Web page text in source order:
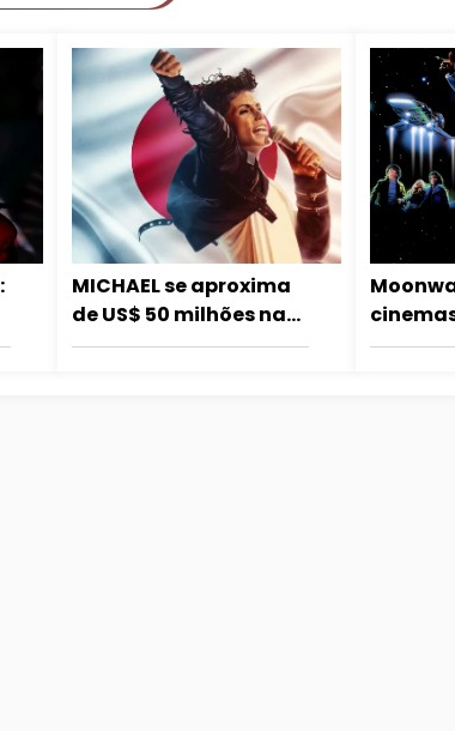
MICHAEL se aproxima
de US$ 50 milhões nas
bilheterias do Japão
para